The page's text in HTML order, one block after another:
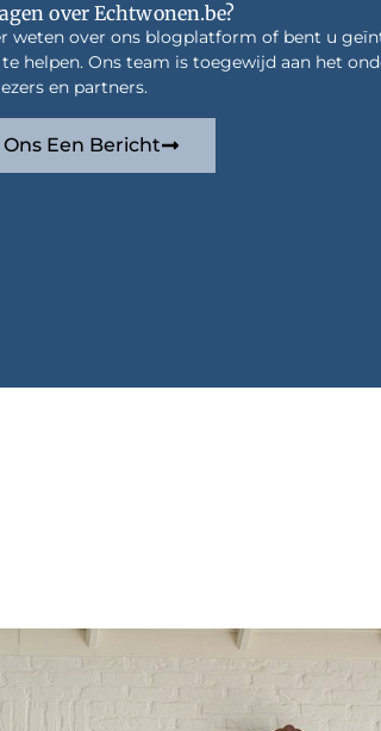
over Echtwonen.be?
weten over ons blogplatform of bent u
helpen. Ons team is toegewijd aan het
en partners.
Een Bericht